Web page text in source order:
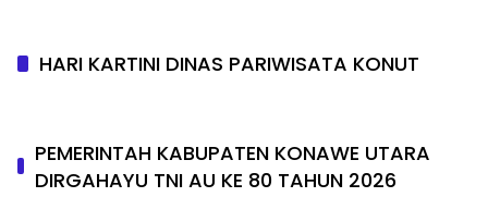
HARI KARTINI DINAS PARIWISATA KONUT
PEMERINTAH KABUPATEN KONAWE UTARA
DIRGAHAYU TNI AU KE 80 TAHUN 2026